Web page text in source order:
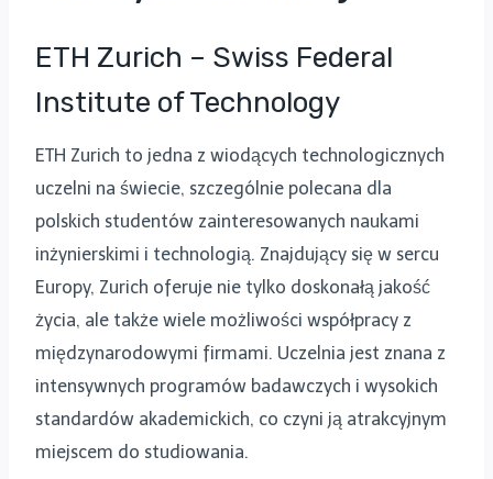
ETH Zurich – Swiss Federal
Institute of Technology
ETH Zurich to jedna z wiodących technologicznych
uczelni na świecie, szczególnie polecana dla
polskich studentów zainteresowanych naukami
inżynierskimi i technologią. Znajdujący się w sercu
Europy, Zurich oferuje nie tylko doskonałą jakość
życia, ale także wiele możliwości współpracy z
międzynarodowymi firmami. Uczelnia jest znana z
intensywnych programów badawczych i wysokich
standardów akademickich, co czyni ją atrakcyjnym
miejscem do studiowania.